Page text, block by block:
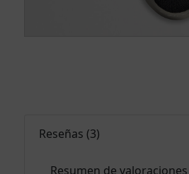
Reseñas (3)
Resumen de valoraciones